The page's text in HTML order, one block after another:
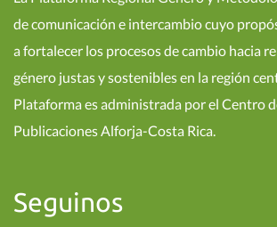
de comunicación e intercambio cuyo
a fortalecer los procesos de cambio hacia
género justas y sostenibles en la región
Plataforma es administrada por el Centro
Publicaciones Alforja-Costa Rica.
Seguinos